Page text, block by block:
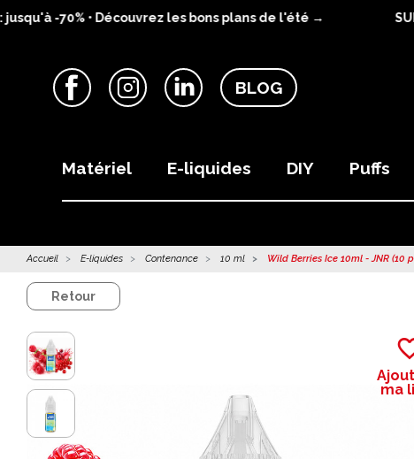
jusqu'à -70% • Découvrez les bons plans de l'été →
BLOG
Matériel E-liquides DIY Puffs
Accueil E-liquides Contenance 10 ml Wild Berries Ice 10ml - JNR (10
Retour
ma